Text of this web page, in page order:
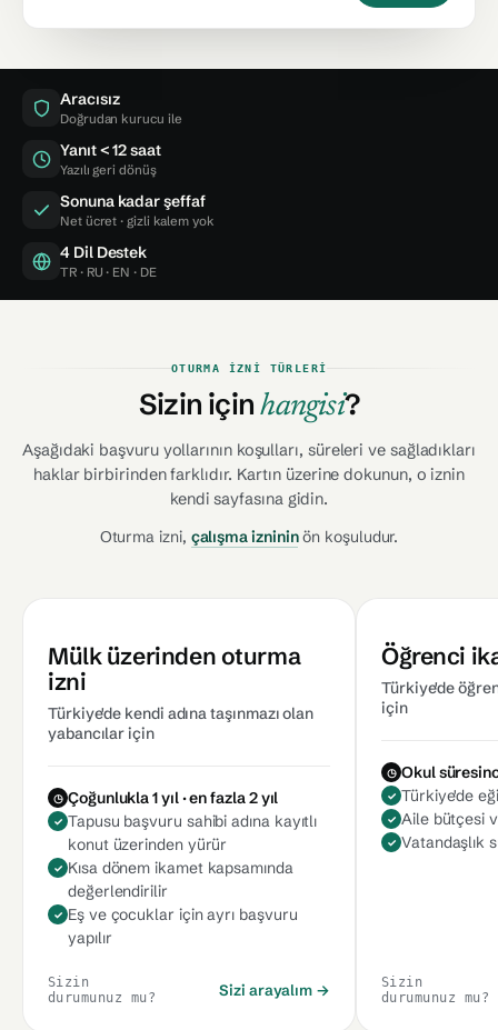
Aracısız
Doğrudan kurucu ile
Yanıt < 12 saat
Yazılı geri dönüş
Sonuna kadar şeffaf
Net ücret · gizli kalem yok
4 Dil Destek
TR · RU · EN · DE
OTURMA İZNI TÜRLERI
Sizin içinhangisi?
Aşağıdaki başvuru yollarının koşulları, süreleri ve sağladıkları
haklar birbirinden farklıdır. Kartın üzerine dokunun, o iznin
kendi sayfasına gidin.
Oturma izni, çalışma iznininön koşuludur.
Mülk üzerinden oturma
izni
Türkiye'de kendi adına taşınmazı olan
yabancılar için
Çoğunlukla 1 yıl · en fazla 2 yıl
Tapusu başvuru sahibi adına kayıtlı
konut üzerinden yürür
Kısa dönem ikamet kapsamında
değerlendirilir
Eş ve çocuklar için ayrı başvuru
yapılır
Sizin
durumunuz mu?
Sizi arayalım →
Öğrenci
Türkiye'de
için
Okul
Türkiye'de
Aile bütçesi
Vatandaşlık
Sizin
durumunuz mu?